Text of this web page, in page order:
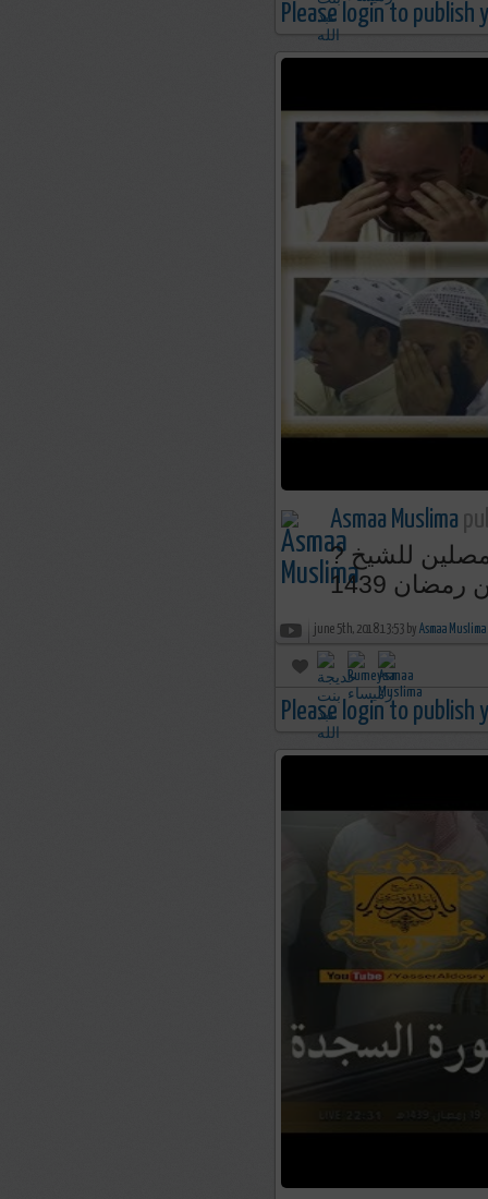
Please login to publish
Asmaa Muslima
? ربنا إننا وان عصيناك فإنا نحبك،، دعاء مؤثر أبكى المصلين للشيخ
june 5th, 2018 13:53 by Asmaa Muslima
Please login to publish